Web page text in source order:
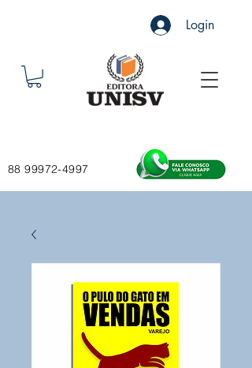
Login
88 99972-4997